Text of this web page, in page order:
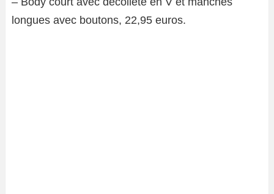
longues avec boutons, 22,95 euros.